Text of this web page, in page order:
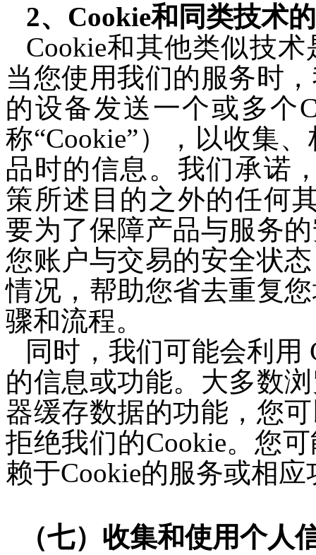
2、Cookie和同类技术
Cookie和其他类似技
当您使用我们的服务时
的设备发送一个或多个
称“Cookie”），以收集
品时的信息。我们承诺
策所述目的之外的任何
要为了保障产品与服务
您账户与交易的安全状
情况，帮助您省去重复
骤和流程。
同时，我们可能会利用
的信息或功能。大多数
器缓存数据的功能，您
拒绝我们的Cookie。您
赖于Cookie的服务或相应
（七）收集和使用个人